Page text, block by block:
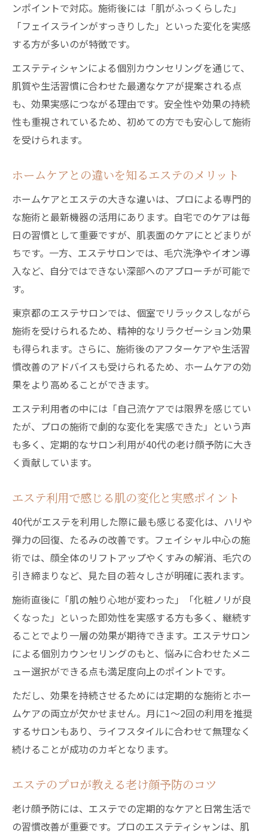
ンポイントで対応。施術後には「肌がふっくらした」
「フェイスラインがすっきりした」といった変化を実感
する方が多いのが特徴です。
エステティシャンによる個別カウンセリングを通じて、
肌質や生活習慣に合わせた最適なケアが提案される点
も、効果実感につながる理由です。安全性や効果の持続
性も重視されているため、初めての方でも安心して施術
を受けられます。
ホームケアとの違いを知るエステのメリット
ホームケアとエステの大きな違いは、プロによる専門的
な施術と最新機器の活用にあります。自宅でのケアは毎
日の習慣として重要ですが、肌表面のケアにとどまりが
ちです。一方、エステサロンでは、毛穴洗浄やイオン導
入など、自分ではできない深部へのアプローチが可能で
す。
東京都のエステサロンでは、個室でリラックスしながら
施術を受けられるため、精神的なリラクゼーション効果
も得られます。さらに、施術後のアフターケアや生活習
慣改善のアドバイスも受けられるため、ホームケアの効
果をより高めることができます。
エステ利用者の中には「自己流ケアでは限界を感じてい
たが、プロの施術で劇的な変化を実感できた」という声
も多く、定期的なサロン利用が40代の老け顔予防に大き
く貢献しています。
エステ利用で感じる肌の変化と実感ポイント
40代がエステを利用した際に最も感じる変化は、ハリや
弾力の回復、たるみの改善です。フェイシャル中心の施
術では、顔全体のリフトアップやくすみの解消、毛穴の
引き締まりなど、見た目の若々しさが明確に表れます。
施術直後に「肌の触り心地が変わった」「化粧ノリが良
くなった」といった即効性を実感する方も多く、継続す
ることでより一層の効果が期待できます。エステサロン
による個別カウンセリングのもと、悩みに合わせたメニ
ュー選択ができる点も満足度向上のポイントです。
ただし、効果を持続させるためには定期的な施術とホー
ムケアの両立が欠かせません。月に1〜2回の利用を推奨
するサロンもあり、ライフスタイルに合わせて無理なく
続けることが成功のカギとなります。
エステのプロが教える老け顔予防のコツ
老け顔予防には、エステでの定期的なケアと日常生活で
の習慣改善が重要です。プロのエステティシャンは、肌